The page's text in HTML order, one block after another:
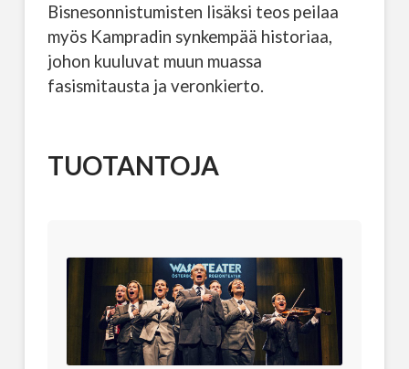
Bisnesonnistumisten lisäksi teos peilaa
myös Kampradin synkempää historiaa,
johon kuuluvat muun muassa
fasismitausta ja veronkierto.
TUOTANTOJA